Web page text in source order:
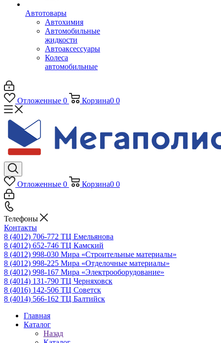
Автотовары
Автохимия
Автомобильные
жидкости
Автоаксессуары
Колеса
автомобильные
Отложенные 0 Корзина0 0
Отложенные 0 Корзина0 0
Телефоны
Контакты
8 (4012) 706-772 ТЦ Емельянова
8 (4012) 652-746 ТЦ Камский
8 (4012) 998-030 Мира «Строительные материалы»
8 (4012) 998-225 Мира «Отделочные материалы»
8 (4012) 998-167 Мира «Электрооборудование»
8 (4014) 131-790 ТЦ Черняховск
8 (4016) 142-506 ТЦ Советск
8 (4014) 566-162 ТЦ Балтийск
Главная
Каталог
Назад